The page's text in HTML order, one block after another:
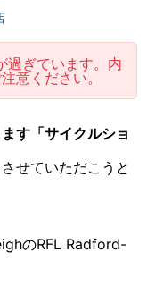
過ぎています。内
意ください。
す「サイクルショ
せていただこうと
のRFL Radford-